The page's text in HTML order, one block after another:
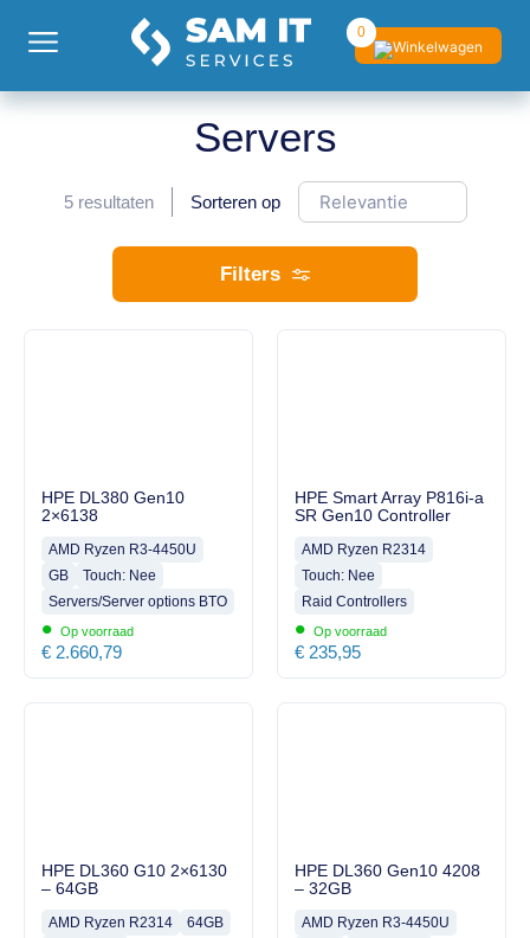
0
Servers
5resultaten Sorteren op
Filters
HPE DL380 Gen10
2×6138
AMD Ryzen R3-4450U
GB
Touch: Nee
Servers/Server options BTO
• Op voorraad
€ 2.660,79
HPE Smart Array P816i-a
SR Gen10 Controller
AMD Ryzen R2314
Touch: Nee
Raid Controllers
• Op voorraad
€ 235,95
HPE DL360 G10 2×6130
– 64GB
AMD Ryzen R2314
64GB
HPE DL360 Gen10 4208
– 32GB
AMD Ryzen R3-4450U